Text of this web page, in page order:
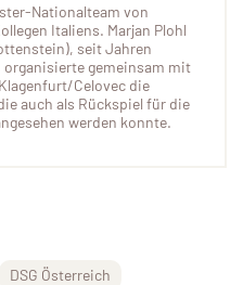
Nationalteam von
Italiens. Marjan Plohl
seit Jahren
gemeinsam mit
Celovec die
auch als Rückspiel für die
werden konnte.
DSG Österreich